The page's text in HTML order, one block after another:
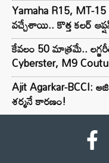
Yamaha R15, MT-
వచ్చేశాయి.. కొత్త కలర్
కేవలం 50 మాత్రమే..
Cyberster, M9
Ajit Agarkar-BCCI:
శర్మనే కారణం!